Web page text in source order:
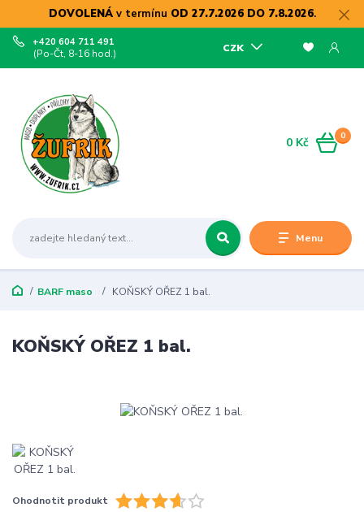
DOVOLENÁv termínu OD 27.7.2026 DO 7.8.2026.
Menu
CZK
+420 604 711 491
(Po-Čt, 8-16 hod.)
0
0 Kč
BARF maso KOŇSKÝ OŘEZ 1 bal.
KOŇSKÝ OŘEZ 1 bal.
Ohodnotit produkt